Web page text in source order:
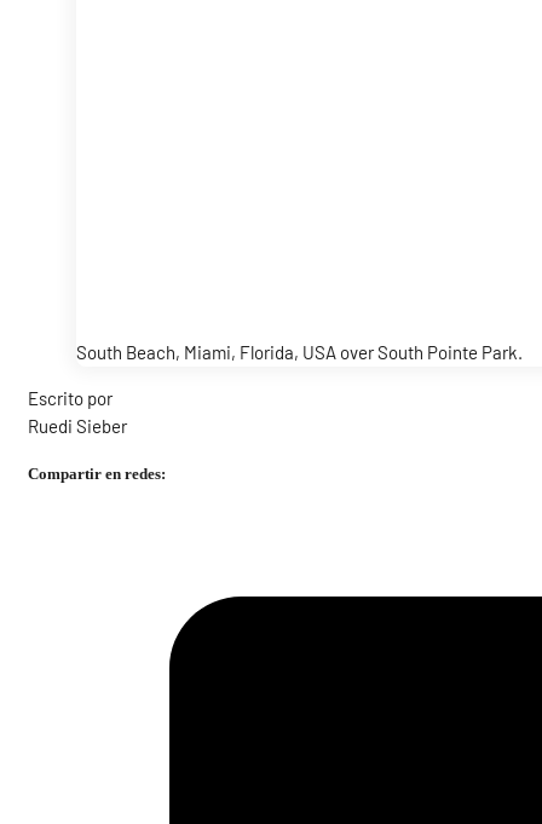
South Beach, Miami, Florida, USA over South Pointe Park.
Escrito por
Ruedi Sieber
Compartir en redes: